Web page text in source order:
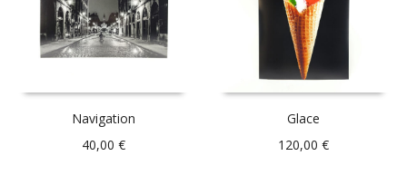
Navigation
40,00 €
Glace
120,00€